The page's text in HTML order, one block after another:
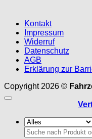
Kontakt
Impressum
Widerruf
Datenschutz
AGB
Erklärung zur
Copyright 2026 ©
Suchen